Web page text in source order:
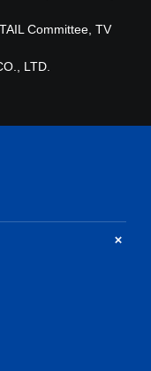
Committee, TV
LTD.